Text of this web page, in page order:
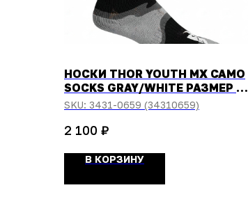
НОСКИ THOR YOUTH MX CAMO
SOCKS GRAY/WHITE РАЗМЕР 1-
6
SKU: 3431-0659 (34310659)
2 100 ₽
В КОРЗИНУ